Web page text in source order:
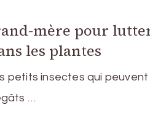
mère pour
les plantes
petits insectes qui peuvent
…